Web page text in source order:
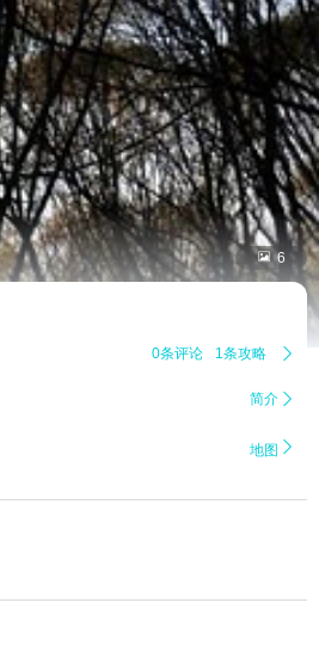
 6
0条评论 1条攻略 
简介 
地图 